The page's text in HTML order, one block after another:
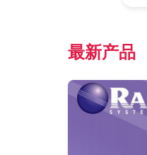
最新产品